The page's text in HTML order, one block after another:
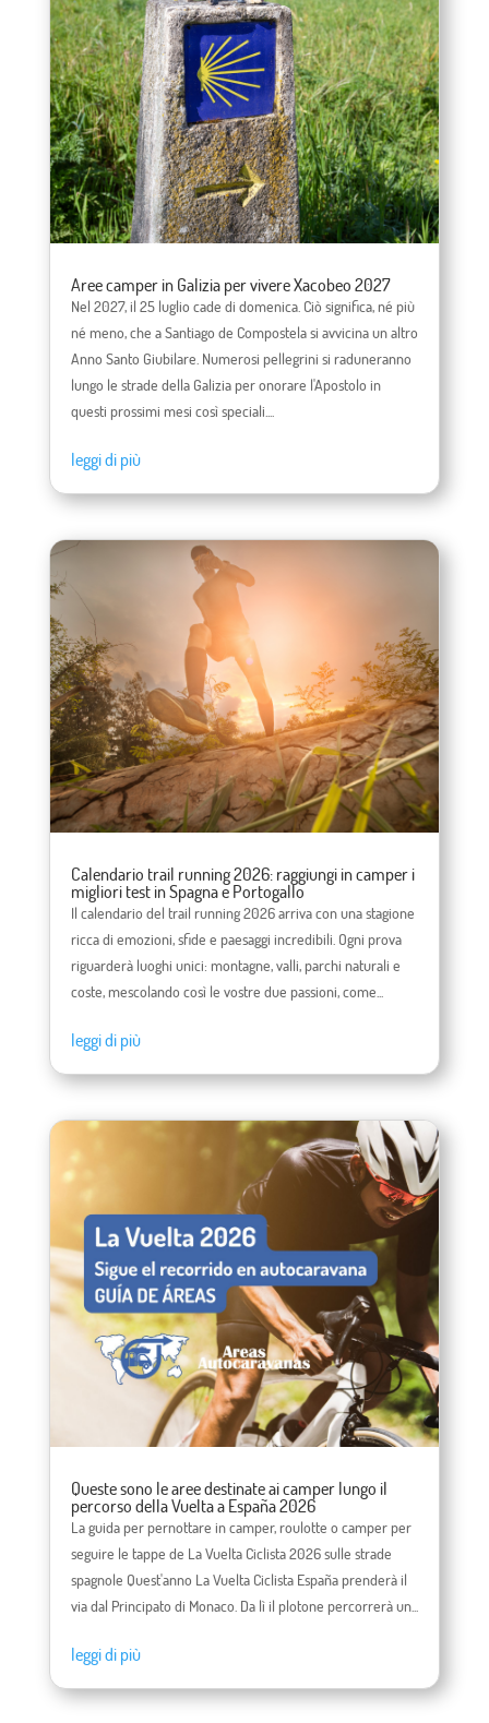
Aree camper in Galizia per vivere Xacobeo 2027
Nel 2027, il 25 luglio cade di domenica. Ciò significa, né più
né meno, che a Santiago de Compostela si avvicina un altro
Anno Santo Giubilare. Numerosi pellegrini si raduneranno
lungo le strade della Galizia per onorare l'Apostolo in
questi prossimi mesi così speciali....
leggi di più
Calendario trail running 2026: raggiungi in camper i
migliori test in Spagna e Portogallo
Il calendario del trail running 2026 arriva con una stagione
ricca di emozioni, sfide e paesaggi incredibili. Ogni prova
riguarderà luoghi unici: montagne, valli, parchi naturali e
coste, mescolando così le vostre due passioni, come...
leggi di più
Queste sono le aree destinate ai camper lungo il
percorso della Vuelta a España 2026
La guida per pernottare in camper, roulotte o camper per
seguire le tappe de La Vuelta Ciclista 2026 sulle strade
spagnole Quest'anno La Vuelta Ciclista España prenderà il
via dal Principato di Monaco. Da lì il plotone percorrerà un...
leggi di più